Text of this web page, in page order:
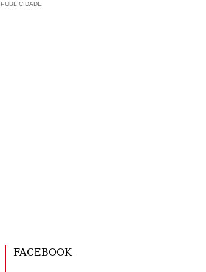
PUBLICIDADE
FACEBOOK